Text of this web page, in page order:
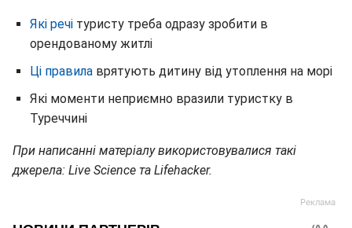
Які речі туристу треба одразу зробити в
орендованому житлі
Ці правила врятують дитину від утоплення на морі
Які моменти неприємно вразили туристку в
Туреччині
При написанні матеріалу використовувалися такі
джерела: Live Science та Lifehacker.